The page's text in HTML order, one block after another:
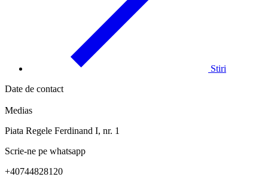
Stiri
Date de contact
Medias
Piata Regele Ferdinand I, nr. 1
Scrie-ne pe whatsapp
+40744828120